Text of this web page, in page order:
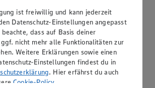
des betrieblichen
& Co. KG
ist freiwillig und kann jederzeit
Datenschutz-Einstellungen angepasst
dass auf Basis deiner
nicht mehr alle Funktionalitäten zur
Weitere Erklärungen sowie einen
Einstellungen findest du in
. Hier erfährst du auch
Cookie-Policy.